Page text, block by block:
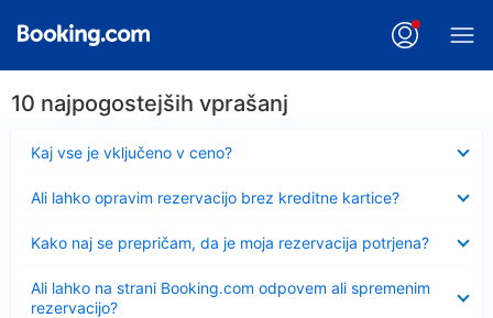
10 najpogostejših vprašanj
Kaj vse je vključeno v ceno?
Ali lahko opravim rezervacijo brez kreditne kartice?
Kako naj se prepričam, da je moja rezervacija potrjena?
Ali lahko na strani Booking.com odpovem ali spremenim
rezervacijo?